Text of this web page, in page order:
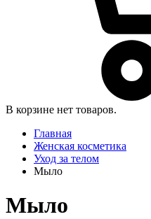
В корзине нет товаров.
Главная
Женская косметика
Уход за телом
Мыло
Мыло